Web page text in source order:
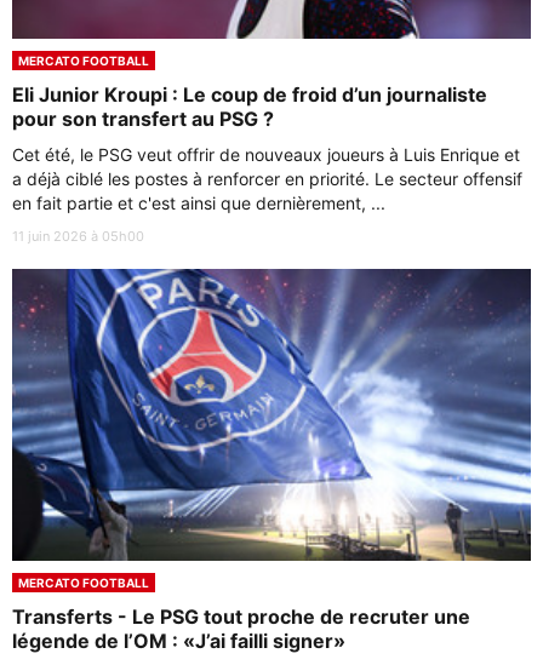
MERCATO FOOTBALL
Eli Junior Kroupi : Le coup de froid d’un journaliste
pour son transfert au PSG ?
Cet été, le PSG veut offrir de nouveaux joueurs à Luis Enrique et
a déjà ciblé les postes à renforcer en priorité. Le secteur offensif
en fait partie et c'est ainsi que dernièrement, ...
11 juin 2026 à 05h00
MERCATO FOOTBALL
Transferts - Le PSG tout proche de recruter une
légende de l’OM : «J’ai failli signer»